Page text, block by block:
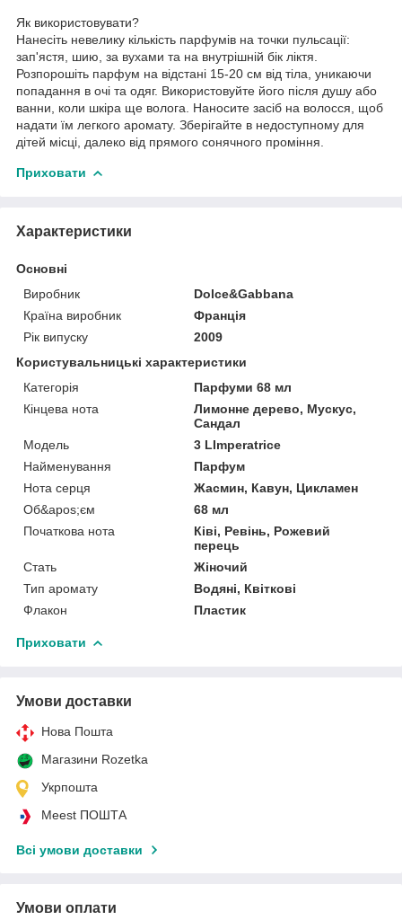
Як використовувати?
Нанесіть невелику кількість парфумів на точки пульсації:
зап'ястя, шию, за вухами та на внутрішній бік ліктя.
Розпорошіть парфум на відстані 15-20 см від тіла, уникаючи
попадання в очі та одяг. Використовуйте його після душу або
ванни, коли шкіра ще волога. Наносите засіб на волосся, щоб
надати їм легкого аромату. Зберігайте в недоступному для
дітей місці, далеко від прямого сонячного проміння.
Приховати
Характеристики
Основні
Виробник
Dolce&Gabbana
Країна виробник
Франція
Рік випуску
2009
Користувальницькі характеристики
Категорія
Парфуми 68 мл
Кінцева нота
Лимонне дерево, Мускус,
Сандал
Мoдель
3 LImperatrice
Найменування
Парфум
Нота серця
Жасмин, Кавун, Цикламен
Об&apos;єм
68 мл
Початкова нота
Ківі, Ревінь, Рожевий
перець
Стать
Жіночий
Тип аромату
Водяні, Квіткові
Флакон
Пластик
Приховати
Умови доставки
Нова Пошта
Магазини Rozetka
Укрпошта
Meest ПОШТА
Всі умови доставки
Умови оплати